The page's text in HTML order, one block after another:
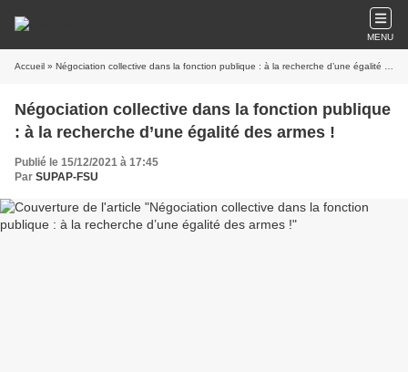
MENU
Accueil » Négociation collective dans la fonction publique : à la recherche d’une égalité des armes !
Négociation collective dans la fonction publique
: à la recherche d’une égalité des armes !
Publié le 15/12/2021 à 17:45
Par SUPAP-FSU